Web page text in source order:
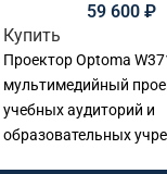
59 600 ₽
Купить
Проектор Optoma
мультимедийный
учебных аудиторий и
образовательных